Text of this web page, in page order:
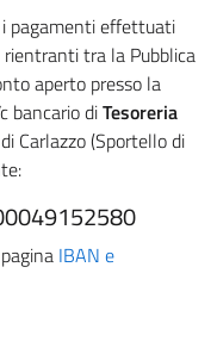
i pagamenti effettuati
tra la Pubblica
aperto presso la
bancario diTesoreria
Carlazzo (Sportello di
IBAN e